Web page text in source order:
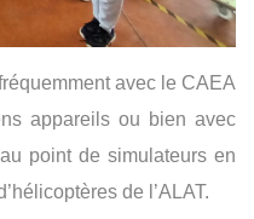
avec le CAEA
appareils ou bien avec
point de simulateurs en
de l’ALAT.